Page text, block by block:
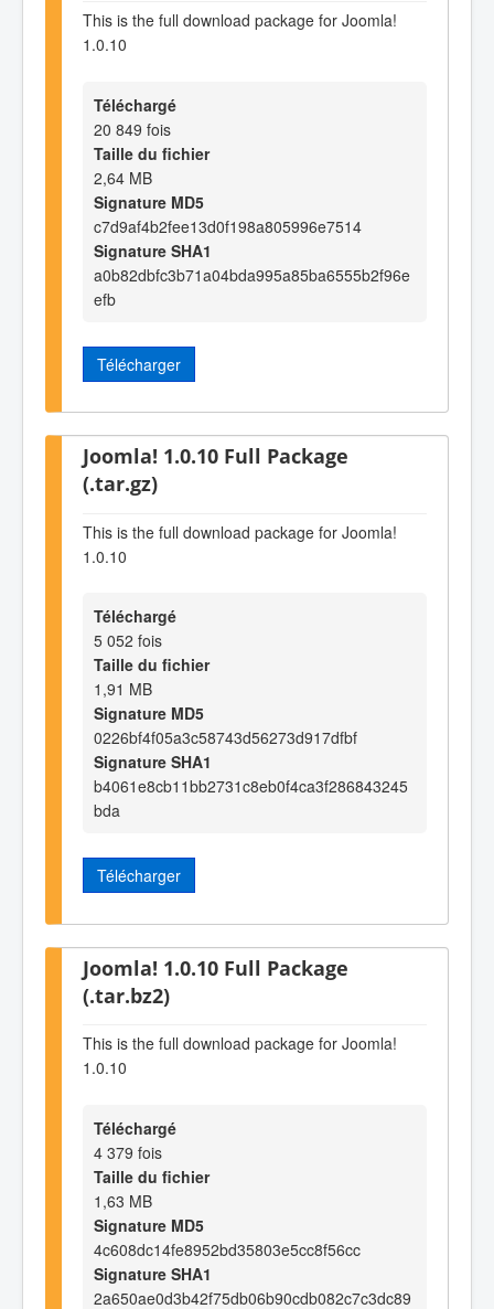
This is the full download package for Joomla!
1.0.10
Téléchargé
20 849 fois
Taille du fichier
2,64 MB
Signature MD5
c7d9af4b2fee13d0f198a805996e7514
Signature SHA1
a0b82dbfc3b71a04bda995a85ba6555b2f96e
efb
Télécharger
Joomla! 1.0.10 Full Package
(.tar.gz)
This is the full download package for Joomla!
1.0.10
Téléchargé
5 052 fois
Taille du fichier
1,91 MB
Signature MD5
0226bf4f05a3c58743d56273d917dfbf
Signature SHA1
b4061e8cb11bb2731c8eb0f4ca3f286843245
bda
Télécharger
Joomla! 1.0.10 Full Package
(.tar.bz2)
This is the full download package for Joomla!
1.0.10
Téléchargé
4 379 fois
Taille du fichier
1,63 MB
Signature MD5
4c608dc14fe8952bd35803e5cc8f56cc
Signature SHA1
2a650ae0d3b42f75db06b90cdb082c7c3dc89